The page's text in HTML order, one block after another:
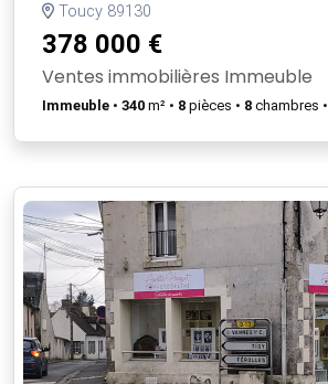
Toucy 89130
378 000 €
Ventes immobilières Immeuble
Immeuble • 340 m² • 8 pièces • 8 chambres •